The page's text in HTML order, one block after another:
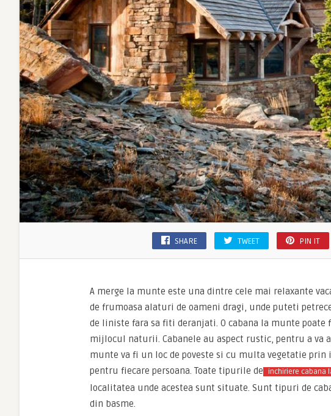
SHARE TWEET PIN IT
A merge la munte este una dintre cele mai relaxante
de frumoasa alaturi de oameni dragi, unde puteti
de liniste fara sa fiti deranjati. O cabana la munte poate
mijlocul naturii. Cabanele au aspect rustic, pentru a va
munte va fi un loc de poveste si cu multa vegetatie
pentru fiecare persoana. Toate tipurile de
inchiriere cabana
localitatea unde acestea sunt situate. Sunt tipuri de
din basme.